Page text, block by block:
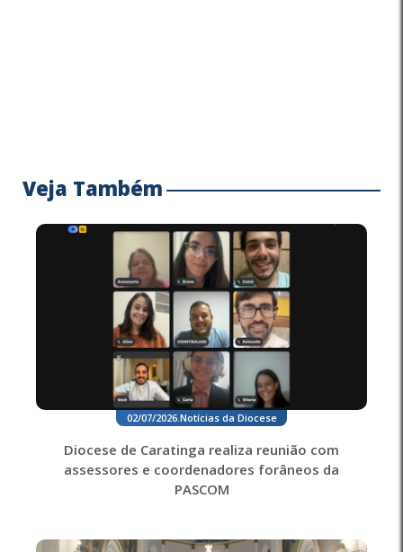
Veja Também
02/07/2026. Notícias da Diocese
Diocese de Caratinga realiza reunião com
assessores e coordenadores forâneos da
PASCOM